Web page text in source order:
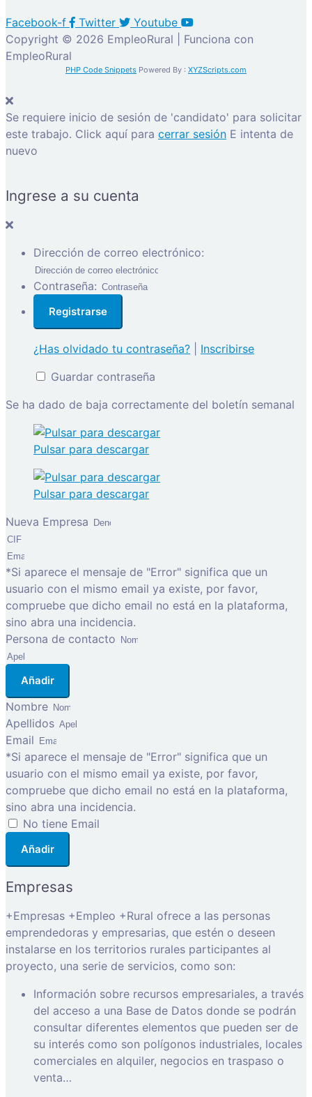
Facebook-f Twitter
Youtube
Copyright © 2026 EmpleoRural | Funciona con
EmpleoRural
PHP Code Snippets Powered By : XYZScripts.com
Se requiere inicio de sesión de 'candidato' para solicitar
este trabajo. Click aquí para cerrar sesión E intenta de
nuevo
Ingrese a su cuenta
Dirección de correo electrónico:
Contraseña:
¿Has olvidado tu contraseña?
Inscribirse
Guardar contraseña
Se ha dado de baja correctamente del boletín semanal
Pulsar para descargar
Pulsar para descargar
Nueva Empresa
*Si aparece el mensaje de "Error" significa que un
usuario con el mismo email ya existe, por favor,
compruebe que dicho email no está en la plataforma,
sino abra una incidencia.
Persona de contacto
Añadir
Nombre
Apellidos
Email
*Si aparece el mensaje de "Error" significa que un
usuario con el mismo email ya existe, por favor,
compruebe que dicho email no está en la plataforma,
sino abra una incidencia.
No tiene Email
Añadir
Empresas
+Empresas +Empleo +Rural ofrece a las personas
emprendedoras y empresarias, que estén o deseen
instalarse en los territorios rurales participantes al
proyecto, una serie de servicios, como son:
Información sobre recursos empresariales, a través
del acceso a una Base de Datos donde se podrán
consultar diferentes elementos que pueden ser de
su interés como son polígonos industriales, locales
comerciales en alquiler, negocios en traspaso o
venta…